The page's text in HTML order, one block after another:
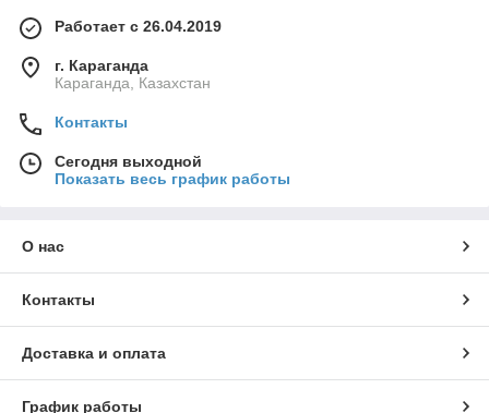
Работает с 26.04.2019
г. Караганда
Караганда, Казахстан
Контакты
Сегодня выходной
Показать весь график работы
О нас
Контакты
Доставка и оплата
График работы